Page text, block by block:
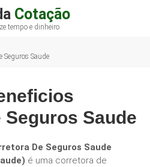
Cotação
tempo e dinheiro
Seguros Saude
Saude
De Seguros Saude
é uma corretora de